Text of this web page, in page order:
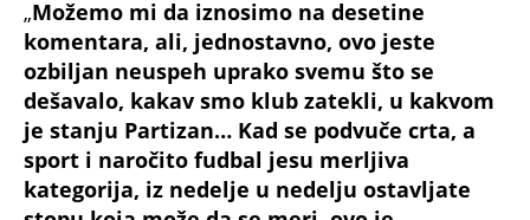
„Možemo mi da iznosimo na desetine
komentara, ali, jednostavno, ovo jeste
ozbiljan neuspeh uprako svemu što se
dešavalo, kakav smo klub zatekli, u kakvom
je stanju Partizan… Kad se podvuče crta, a
sport i naročito fudbal jesu merljiva
kategorija, iz nedelje u nedelju ostavljate